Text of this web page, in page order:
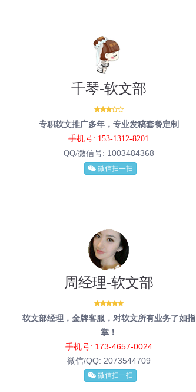
千琴-软文部
专职软文推广多年，专业发稿套餐定制
手机号: 153-1312-8201
QQ/微信号: 1003484368
微信扫一扫
周经理-软文部
软文部经理，金牌客服，对软文所有业务了如指
掌！
手机号: 173-4657-0024
微信/QQ: 2073544709
微信扫一扫